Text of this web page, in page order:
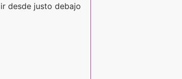
desde justo debajo